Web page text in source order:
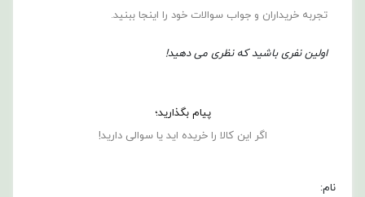
تجربه خریداران و جواب سوالات خود را اینجا ببنید.
اولین نفری باشید که نظری می دهید!
پیام بگذارید؛
اگر این کالا را خریده اید یا سوالی دارید!
نام: